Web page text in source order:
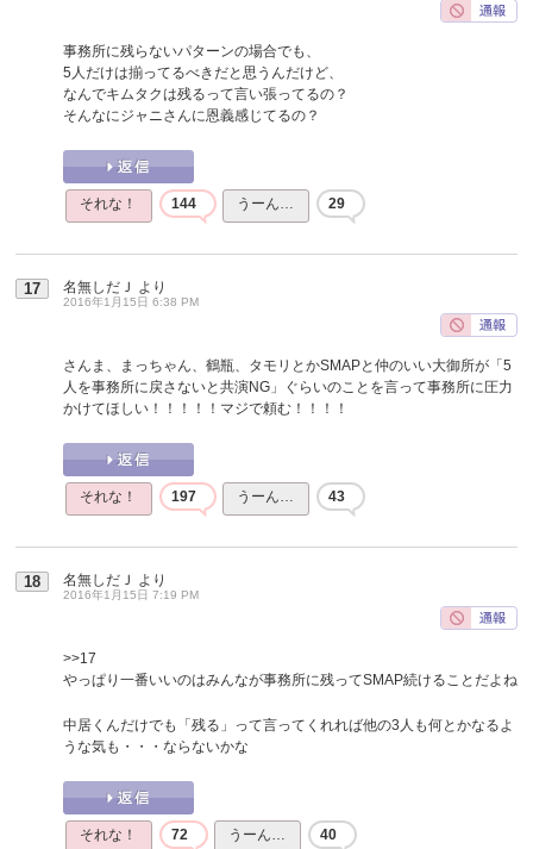
事務所に残らないパターンの場合でも、
5人だけは揃ってるべきだと思うんだけど、
なんでキムタクは残るって言い張ってるの？
そんなにジャニさんに恩義感じてるの？
それな！ 144 うーん… 29
17 名無しだＪ より
2016年1月15日 6:38 PM
さんま、まっちゃん、鶴瓶、タモリとかSMAPと仲のいい大御所が「5
人を事務所に戻さないと共演NG」ぐらいのことを言って事務所に圧力
かけてほしい！！！！！マジで頼む！！！！
それな！ 197 うーん… 43
18 名無しだＪ より
2016年1月15日 7:19 PM
>>17
やっぱり一番いいのはみんなが事務所に残ってSMAP続けることだよね
中居くんだけでも「残る」って言ってくれれば他の3人も何とかなるよ
うな気も・・・ならないかな
それな！ 72 うーん… 40